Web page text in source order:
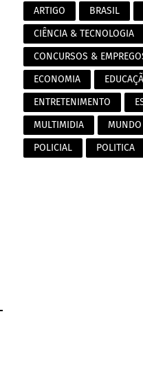
ARTIGO BRASIL
CIÊNCIA & TECNOLOGIA
CONCURSOS &
ECONOMIA
ENTRETENIMENTO
MULTIMIDIA
MUNDO
POLICIAL
POLITICA